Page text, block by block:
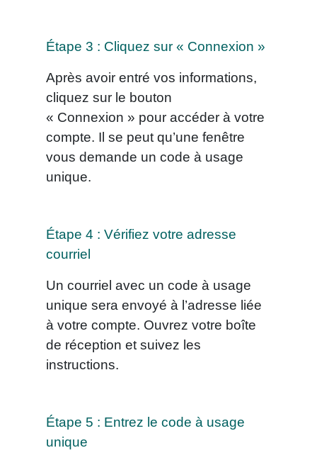
Étape 3 : Cliquez sur « Connexion »
Après avoir entré vos informations,
cliquez sur le bouton
« Connexion » pour accéder à votre
compte. Il se peut qu’une fenêtre
vous demande un code à usage
unique.
Étape 4 : Vérifiez votre adresse
courriel
Un courriel avec un code à usage
unique sera envoyé à l’adresse liée
à votre compte. Ouvrez votre boîte
de réception et suivez les
instructions.
Étape 5 : Entrez le code à usage
unique